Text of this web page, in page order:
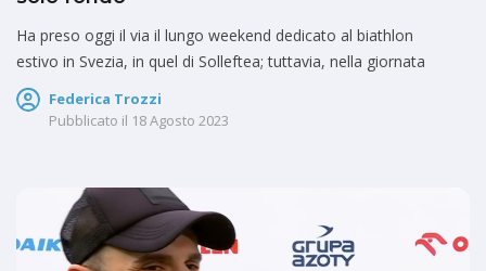
Ha preso oggi il via il lungo weekend dedicato al biathlon
estivo in Svezia, in quel di Solleftea; tuttavia, nella giornata
Federica Trozzi
Pubblicato il 18 Agosto 2023